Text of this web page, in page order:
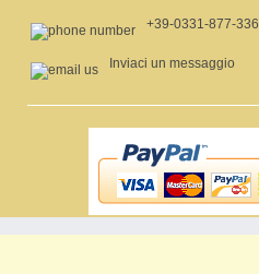
+39-0331-877-336
Inviaci un messaggio